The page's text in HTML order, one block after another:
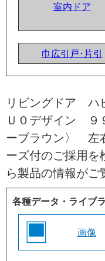
室内ドア
巾広引戸･片引
リビングドア
Ｕ０デザイン
ーブラウン〉
ーズ付のご採用を
ら製品の情報がご
各種データ・ライブ
画像